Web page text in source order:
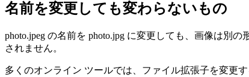
名前を変更しても変わらないもの
photo.jpeg の名前を photo.jpg に変更しても、画像は別
されません。
多くのオンライン ツールでは、ファイル拡張子を変更